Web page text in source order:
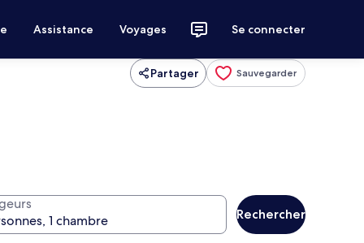
Assistance Voyages Se connecter
Partager Sauvegarder
Rechercher